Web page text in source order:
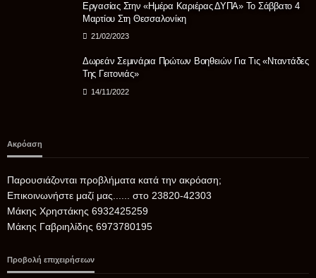
Εργασίας Στην «Ημέρα Καριέρας ΔΥΠΑ» Το Σάββατο 4
Μαρτίου Στη Θεσσαλονίκη
21/02/2023
Δωρεάν Σεμινάρια Πρώτων Βοηθειών Για Τις «Νταντάδες
Της Γειτονιάς»
14/11/2022
Ακρόαση
Παρουσιάζονται προβλήματα κατά την ακρόαση;
Επικοινωνήστε μαζί μας...... στο 23820-42303
Μάκης Χρηστάκης 6932425259
Μάκης Γαβριηλίδης 6973780195
Προβολή επιχειρήσεων